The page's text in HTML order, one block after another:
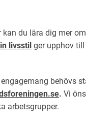
du lära dig mer om
livsstil ger upphov
behövs
. Vi
arbetsgrupper.